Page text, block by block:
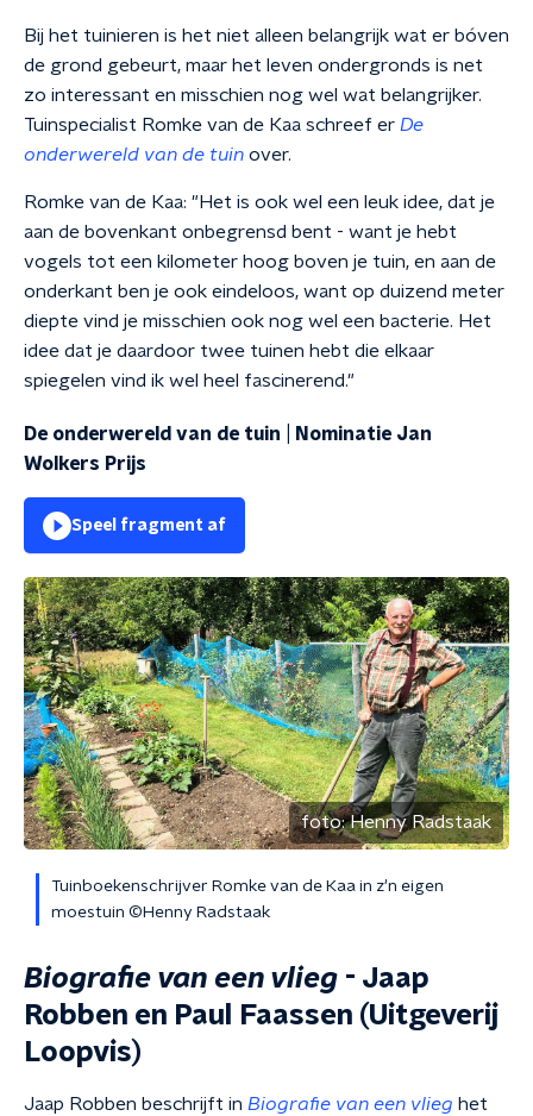
Bij het tuinieren is het niet alleen belangrijk wat er bóven
de grond gebeurt, maar het leven ondergronds is net
zo interessant en misschien nog wel wat belangrijker.
Tuinspecialist Romke van de Kaa schreef er De
onderwereld van de tuin over.
Romke van de Kaa: "Het is ook wel een leuk idee, dat je
aan de bovenkant onbegrensd bent - want je hebt
vogels tot een kilometer hoog boven je tuin, en aan de
onderkant ben je ook eindeloos, want op duizend meter
diepte vind je misschien ook nog wel een bacterie. Het
idee dat je daardoor twee tuinen hebt die elkaar
spiegelen vind ik wel heel fascinerend."
De onderwereld van de tuin | Nominatie Jan
Wolkers Prijs
Speel fragment af
foto:Henny Radstaak
Tuinboekenschrijver Romke van de Kaa in z'n eigen
moestuin ©Henny Radstaak
Biografie van een vlieg - Jaap
Robben en Paul Faassen (Uitgeverij
Loopvis)
Jaap Robben beschrijft in Biografie van een vlieg het